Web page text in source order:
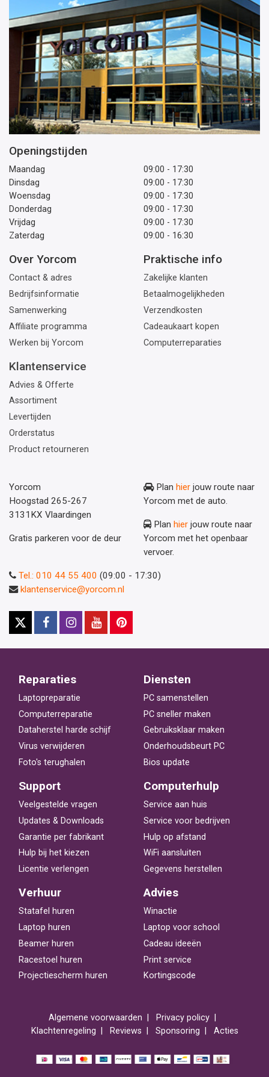
Openingstijden
Maandag
09:00 - 17:30
Dinsdag
09:00 - 17:30
Woensdag
09:00 - 17:30
Donderdag
09:00 - 17:30
Vrijdag
09:00 - 17:30
Zaterdag
09:00 - 16:30
Over Yorcom
Contact & adres
Bedrijfsinformatie
Samenwerking
Affiliate programma
Werken bij Yorcom
Praktische info
Zakelijke klanten
Betaalmogelijkheden
Verzendkosten
Cadeaukaart kopen
Computerreparaties
Klantenservice
Advies & Offerte
Assortiment
Levertijden
Orderstatus
Product retourneren
Yorcom
Hoogstad 265-267
3131KX Vlaardingen
Gratis parkeren voor de deur
Plan hier jouw route naar
Yorcom met de auto.
Plan hier jouw route naar
Yorcom met het openbaar
vervoer.
Tel.: 010 44 55 400 (09:00 - 17:30)
klantenservice@yorcom.nl
Reparaties
Laptopreparatie
Computerreparatie
Dataherstel harde schijf
Virus verwijderen
Foto's terughalen
Diensten
PC samenstellen
PC sneller maken
Gebruiksklaar maken
Onderhoudsbeurt PC
Bios update
Support
Veelgestelde vragen
Updates & Downloads
Garantie per fabrikant
Hulp bij het kiezen
Licentie verlengen
Computerhulp
Service aan huis
Service voor bedrijven
Hulp op afstand
WiFi aansluiten
Gegevens herstellen
Verhuur
Statafel huren
Laptop huren
Beamer huren
Racestoel huren
Projectiescherm huren
Advies
Winactie
Laptop voor school
Cadeau ideeën
Print service
Kortingscode
Algemene voorwaarden
Privacy policy
Klachtenregeling
Reviews Sponsoring Acties